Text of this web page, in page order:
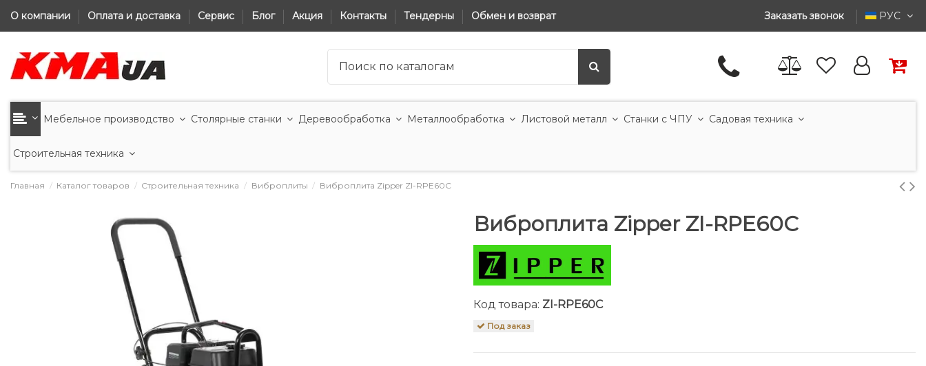
О компании Оплата и доставка Сервис Блог Акция Контакты Тендерны Обмен и возврат Заказать звонок РУС
Мебельное производство Столярные станки Деревообработка Металлообработка Листовой металл Станки с ЧПУ Садовая техника
Строительная техника
Главная Каталог товаров Строительная техника Виброплиты Виброплита Zipper ZI-RPE60C
Виброплита Zipper ZI-RPE60C
Код товара: ZI-RPE60C
Под заказ